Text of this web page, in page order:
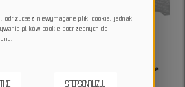
Oferuje świetne
trwałości – nawet przy agresywnej jeździe
odrzucasz niewymagane pliki cookie, jednak
plików cookie potrzebnych do
SPERSONALIZUJ